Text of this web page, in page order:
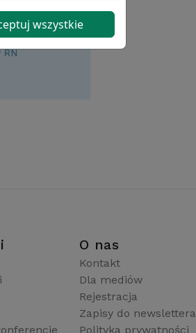
O nas
Kontakt
Dla mediów
Rejestracja
Zapisy do newslettera
Polityka prywatności
wszystkie